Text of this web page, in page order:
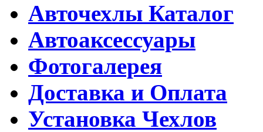
Авточехлы Каталог
Автоаксессуары
Фотогалерея
Доставка и Оплата
Установка Чехлов